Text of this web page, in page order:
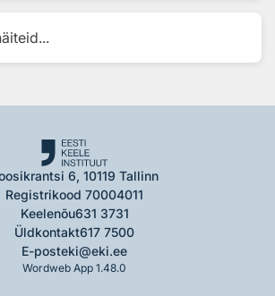
6, 10119 Tallinn
Registrikood 70004011
Keelenõu631 3731
Üldkontakt617 7500
E-posteki@eki.ee
Wordweb App 1.48.0